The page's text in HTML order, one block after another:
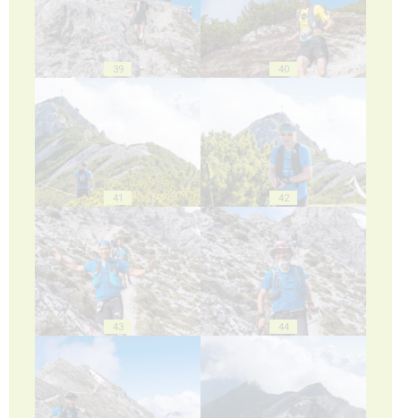
39 40
41 42
43 44